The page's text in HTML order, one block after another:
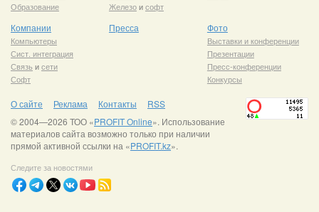
Образование
Железоисофт
Компании
Компьютеры
Сист. интеграция
Связь исети
Софт
Пресса Фото
Выставки и конференции
Презентации
Пресс-конференции
Конкурсы
О сайте Реклама Контакты
RSS
© 2004—2026 ТОО «PROFIT Online». Использование
материалов сайта возможно только при наличии
прямой активной ссылки на «PROFIT.kz».
Следите за новостями